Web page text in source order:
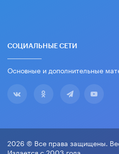
СОЦИАЛЬНЫЕ СЕТИ
Основные и дополнительные
2026 © Все права защищены.